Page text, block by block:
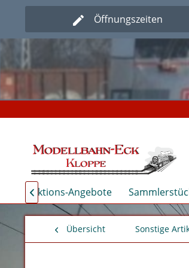
Öffnungszeiten
& Aktions-Angebote

Übersicht Sonstige